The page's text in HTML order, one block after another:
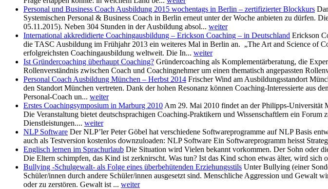
Personal und Business Coach Ausbildung 2015 wochentags in Berlin – zertifizierter Blockkurs
Systemischen Personal & Business Coach in Berlin erneut unter der Woche anbieten zu dürfen.
05.11.2015). Neben 304 Stunden in der Ausbildung absol... weiter
International akkredidierte Coachingausbildung – Erickson Coaching – in Deutschland Erickson
die TASC Ausbildung im Frühjahr 2013 ein weiteres Mal in Berlin an. „The Art and Science of
erfolgreichsten Coachingausbildung weltweit. Die In... weiter
Ist Gründercoaching überhaupt Coaching? Gründercoaching als Komplementärberatung, die
Rollenverständnis zwischen Coach und Coachingnehmer um einen thematisch angepassten
Personal Coach Ausbildung München – Herbst 2014 Frischer Wind am Ausbildungsstandort
den Standort München vertreten. Dank der hohen Resonanz können Coaching-Interessierte aus
Personal-Coach un... weiter
Erstes Coachingsymposium in Marburg 2010 Am 29. Mai 2010 findet an der Philipps-Universität
Die Veranstaltung bietet deutschsprachigen Coaching-Praktikern und Wissenschaftlern ein
Dienstleistungen.... weiter
NLP Software Der NLP’ler Peter Göbel hat verschiedene Softwareprogramme auf NLP Basis
auch als Testversion kostenlos downzuloaden: NLP Software Ein Softwareprogramm heisst
Englisch lernen im Sprachurlaub Die Situation wird Vielen bekannt vorkommen. Der Sohn oder
Die Eltern schimpfen, das Kind ist zerknirscht. Was tun? Ist das Kind schon etwas älter, wird
Bullying -Schulgewalt- als Folge eines überbehütenden Erziehungsstils Unter Bullying (einer
Schüler/innen durch andere Schüler/innen ausgesetzt sind. Menschliche Aggression und Gewalt
oder zu zerstören. Gewalt ist ... weiter